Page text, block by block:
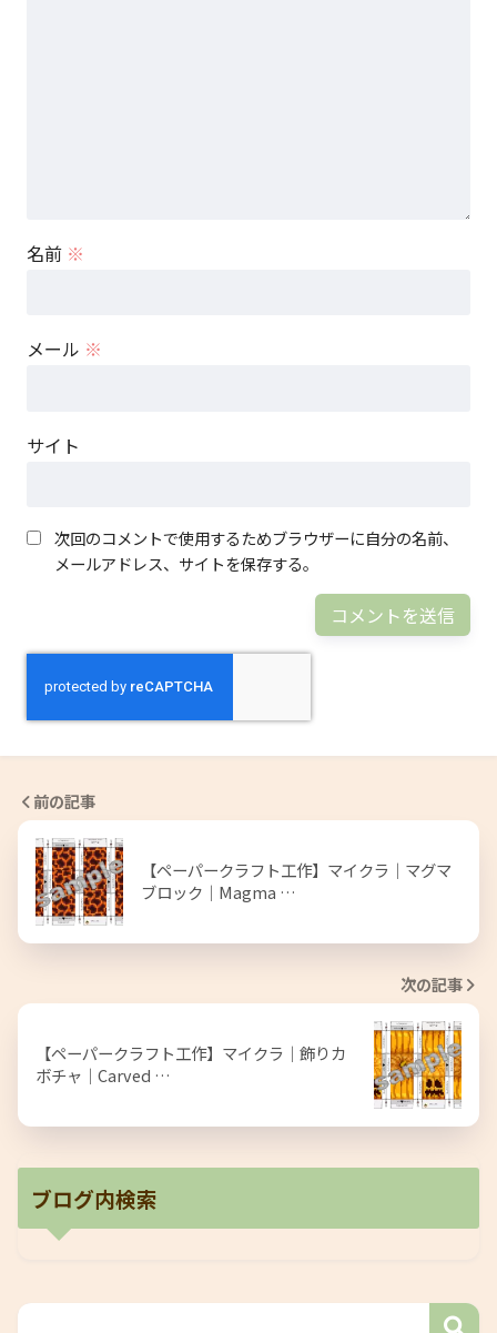
名前 ※
メール ※
サイト
次回のコメントで使用するためブラウザーに自分の名前、
メールアドレス、サイトを保存する。
前の記事
【ペーパークラフト工作】マイクラ｜マグマ
ブロック｜Magma …
次の記事
【ペーパークラフト工作】マイクラ｜飾りカ
ボチャ｜Carved …
ブログ内検索